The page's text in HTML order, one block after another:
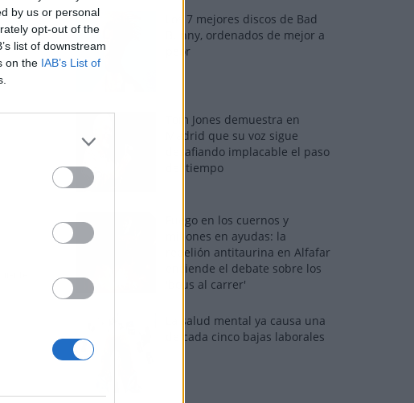
by us or personal
opt-out of the
list of downstream
on the IAB’s List of
Los 7 mejores discos de Bad
Bunny, ordenados de mejor a
peor
Tom Jones demuestra en
Madrid que su voz sigue
desafiando implacable el paso
del tiempo
Fuego en los cuernos y
millones en ayudas: la
rebelión antitaurina en Alfafar
enciende el debate sobre los
'bous al carrer'
La salud mental ya causa una
de cada cinco bajas laborales